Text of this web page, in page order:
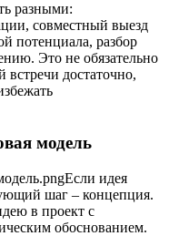
разными:
совместный выезд
потенциала, разбор
Это не обязательно
достаточно,
модель
Если идея
шаг – концепция.
в проект с
обоснованием.